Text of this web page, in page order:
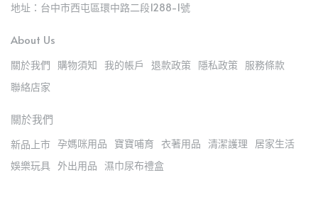
地址：台中市西屯區環中路二段1288-1號
About Us
關於我們 購物須知 我的帳戶 退款政策 隱私政策 服務條款
聯絡店家
關於我們
新品上市 孕媽咪用品 寶寶哺育 衣著用品 清潔護理
居家生活
娛樂玩具 外出用品 濕巾尿布禮盒